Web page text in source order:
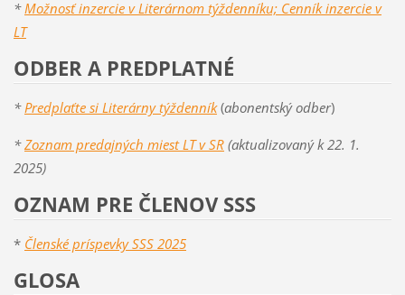
* Možnosť inzercie v Literárnom týždenníku; Cenník inzercie v
LT
ODBER A PREDPLATNÉ
* Predplaťte si Literárny týždenník (abonentský odber)
*Zoznam predajných miest LT v SR(aktualizovaný k 22. 1.
2025)
OZNAM PRE ČLENOV SSS
* Členské príspevky SSS 2025
GLOSA